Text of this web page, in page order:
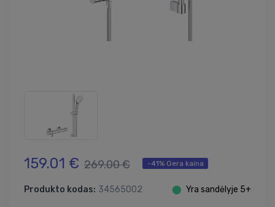
159.01 € 269.00 € -41% Gera kaina
Produkto kodas: 34565002 ⬤ Yra sandėlyje 5+